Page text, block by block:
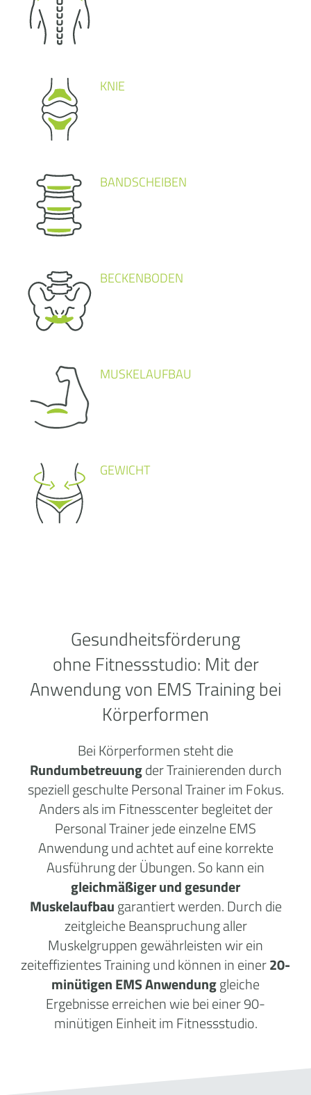
KNIE
BANDSCHEIBEN
BECKENBODEN
MUSKELAUFBAU
GEWICHT
Gesundheitsförderung
ohne Fitnessstudio: Mit der
Anwendung von EMS Training bei
Körperformen
Bei Körperformen steht die
Rundumbetreuungder Trainierenden durch
speziell geschulte Personal Trainer im Fokus.
Anders als im Fitnesscenter begleitet der
Personal Trainer jede einzelne EMS
Anwendung und achtet auf eine korrekte
Ausführung der Übungen. So kann ein
gleichmäßiger und gesunder
Muskelaufbaugarantiert werden. Durch die
zeitgleiche Beanspruchung aller
Muskelgruppen gewährleisten wir ein
zeiteffizientes Training und können in einer20-
minütigen EMS Anwendunggleiche
Ergebnisse erreichen wie bei einer 90-
minütigen Einheit im Fitnessstudio.